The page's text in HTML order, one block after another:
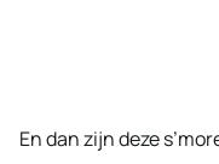
En dan zijn deze